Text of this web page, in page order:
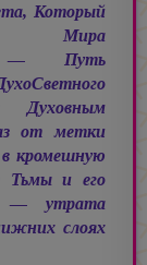
Который
Мира
—Путь
Духовным
от метки
кромешную
Тьмы и его
— утрата
слоях